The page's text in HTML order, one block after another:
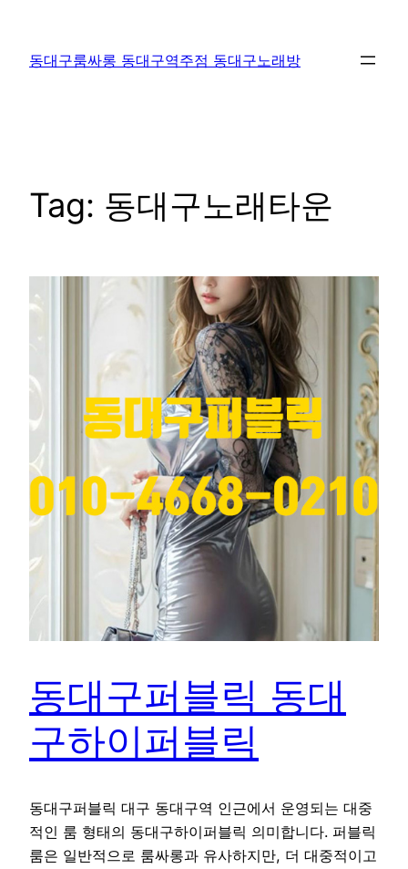
content
동대구룸싸롱 동대구역주점 동대구노래방
Tag: 동대구노래타운
동대구퍼블릭 동대
구하이퍼블릭
동대구퍼블릭 대구 동대구역 인근에서 운영되는 대중
적인 룸 형태의 동대구하이퍼블릭 의미합니다. 퍼블릭
룸은 일반적으로 룸싸롱과 유사하지만, 더 대중적이고